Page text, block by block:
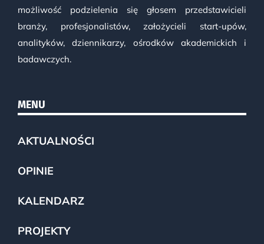
możliwość podzielenia się głosem przedstawicieli
branży, profesjonalistów, założycieli start-upów,
analityków, dziennikarzy, ośrodków akademickich i
badawczych.
MENU
AKTUALNOŚCI
OPINIE
KALENDARZ
PROJEKTY